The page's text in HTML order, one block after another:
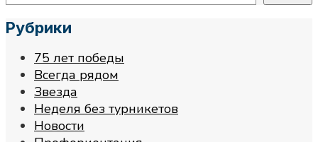
Рубрики
75 лет победы
Всегда рядом
Звезда
Неделя без турникетов
Новости